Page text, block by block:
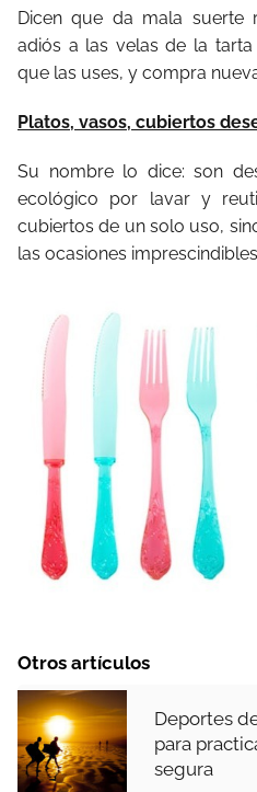
Dicen que da mala suerte
adiós a las velas de la
que las uses, y compra
Platos, vasos, cubiertos
Su nombre lo dice: son
ecológico por lavar y
cubiertos de un solo uso,
las ocasiones
Otros artículos
Deportes
para
segura